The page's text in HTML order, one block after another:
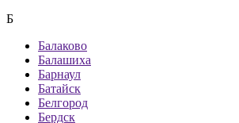
Б
Балаково
Балашиха
Барнаул
Батайск
Белгород
Бердск